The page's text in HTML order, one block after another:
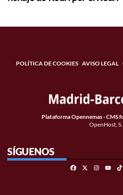
POLÍTICA DE COOKIES AVISO LEGAL
Plataforma Opennemas - CMS
OpenHost,
SÍGUENOS
FacebookInstagram